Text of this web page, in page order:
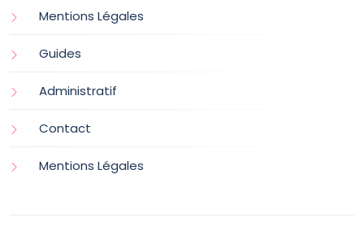
Mentions Légales
Guides
Administratif
Contact
Mentions Légales